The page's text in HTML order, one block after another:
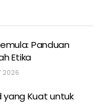
Panduan
Etika
2026
Kuat untuk